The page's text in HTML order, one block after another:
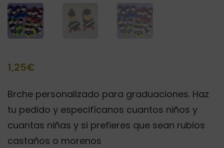
1,25€
Brche personalizado para graduaciones. Haz
tu pedido y especifícanos cuantos niños y
cuantas niñas y si prefieres que sean rubios
castaños o morenos